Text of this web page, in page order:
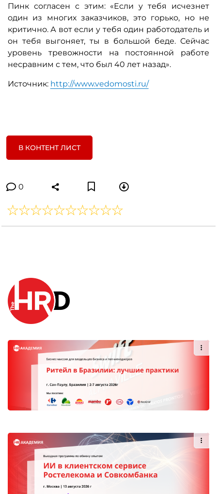
Пинк согласен с этим: «Если у тебя исчезнет
один из многих заказчиков, это горько, но не
критично. А вот если у тебя один работодатель и
он тебя выгоняет, ты в большой беде. Сейчас
уровень тревожности на постоянной работе
несравним с тем, что был 40 лет назад».
Источник: http://www.vedomosti.ru/
В КОНТЕНТ ЛИСТ
0